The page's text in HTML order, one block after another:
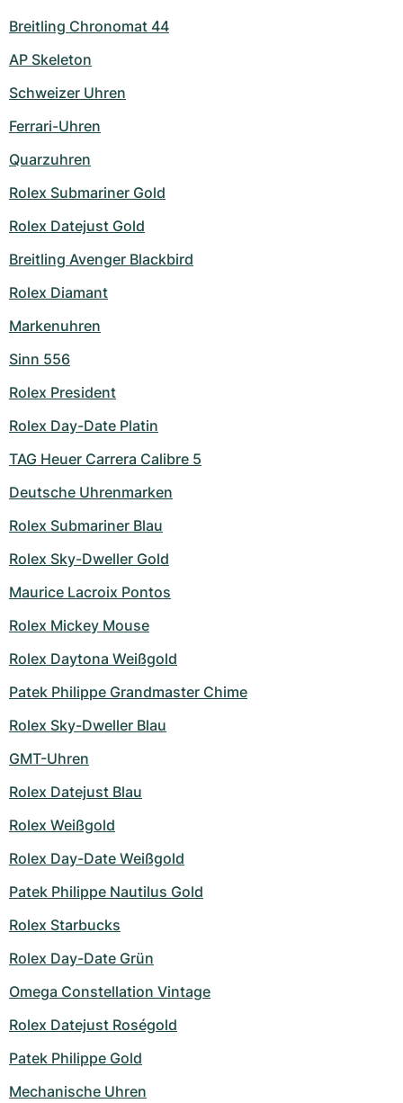
Breitling Chronomat 44
AP Skeleton
Schweizer Uhren
Ferrari-Uhren
Quarzuhren
Rolex Submariner Gold
Rolex Datejust Gold
Breitling Avenger Blackbird
Rolex Diamant
Markenuhren
Sinn 556
Rolex President
Rolex Day-Date Platin
TAG Heuer Carrera Calibre 5
Deutsche Uhrenmarken
Rolex Submariner Blau
Rolex Sky-Dweller Gold
Maurice Lacroix Pontos
Rolex Mickey Mouse
Rolex Daytona Weißgold
Patek Philippe Grandmaster Chime
Rolex Sky-Dweller Blau
GMT-Uhren
Rolex Datejust Blau
Rolex Weißgold
Rolex Day-Date Weißgold
Patek Philippe Nautilus Gold
Rolex Starbucks
Rolex Day-Date Grün
Omega Constellation Vintage
Rolex Datejust Roségold
Patek Philippe Gold
Mechanische Uhren